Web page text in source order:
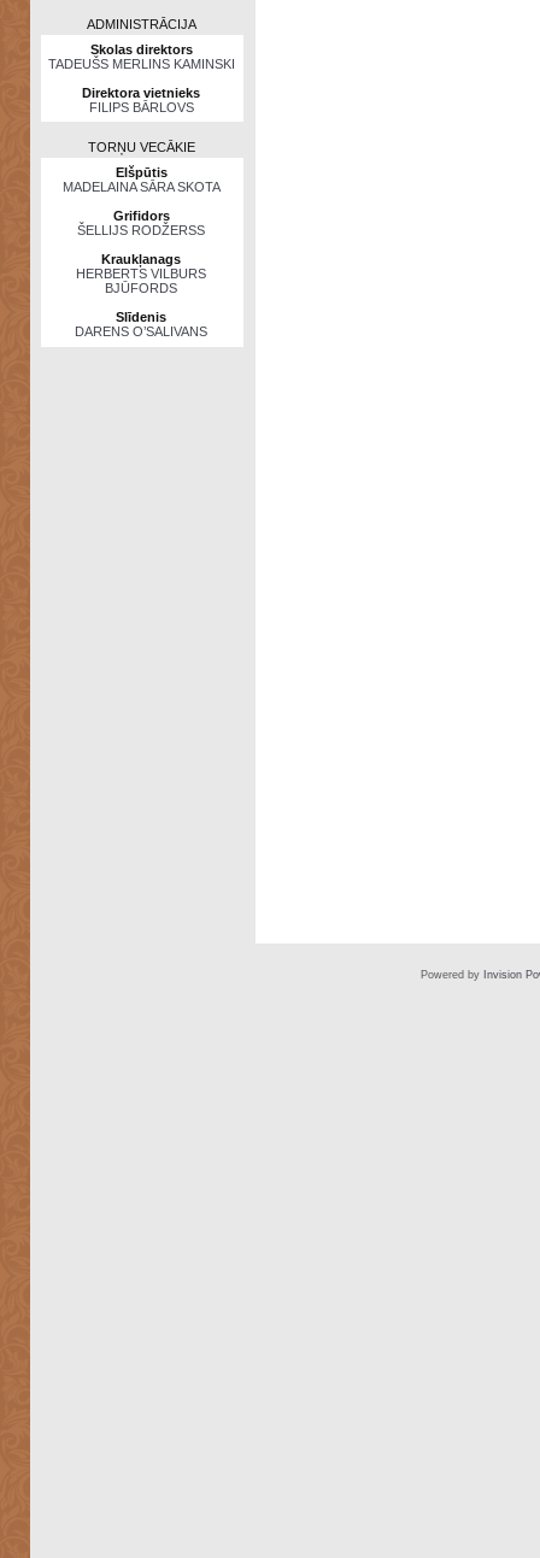
ADMINISTRĀCIJA
Skolas direktors
TADEUŠS MERLINS KAMINSKI
Direktora vietnieks
FILIPS BĀRLOVS
TORŅU VECĀKIE
Elšpūtis
MADELAINA SĀRA SKOTA
Grifidors
ŠELLIJS RODŽERSS
Kraukļanags
HERBERTS VILBURS
BJŪFORDS
Slīdenis
DARENS O’SALIVANS
Powered by Invision